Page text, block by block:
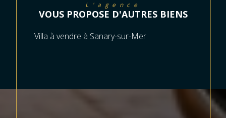
L'agence
VOUS PROPOSE D'AUTRES BIENS
Villa à vendre à Sanary-sur-Mer